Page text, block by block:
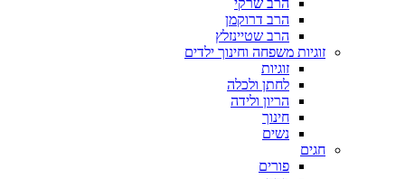
הרב שרקי
הרב דרוקמן
הרב שטיינזלץ
זוגיות משפחה וחינוך ילדים
זוגיות
לחתן ולכלה
הריון ולידה
חינוך
נשים
חגים
פורים